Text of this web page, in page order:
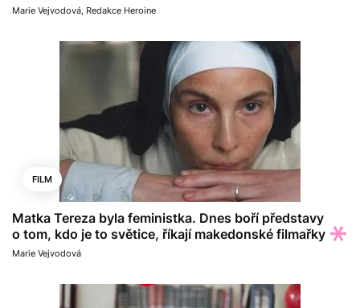
Marie Vejvodová, Redakce Heroine
FILM
Matka Tereza byla feministka. Dnes boří představy
o tom, kdo je to světice, říkají makedonské filmařky
Marie Vejvodová